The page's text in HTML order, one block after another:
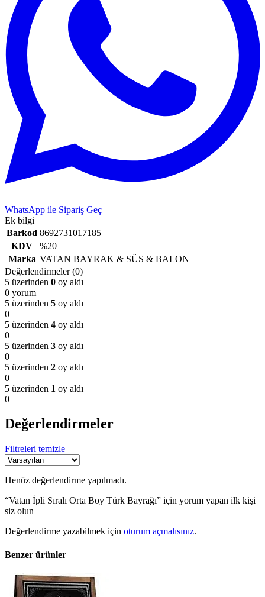
WhatsApp ile Sipariş Geç
Ek bilgi
Barkod 8692731017185
KDV
%20
Marka VATAN BAYRAK & SÜS & BALON
Değerlendirmeler (0)
5 üzerinden 0 oy aldı
0 yorum
5 üzerinden 5 oy aldı
0
5 üzerinden 4 oy aldı
0
5 üzerinden 3 oy aldı
0
5 üzerinden 2 oy aldı
0
5 üzerinden 1 oy aldı
0
Değerlendirmeler
Filtreleri temizle
Henüz değerlendirme yapılmadı.
“Vatan İpli Sıralı Orta Boy Türk Bayrağı” için yorum yapan ilk kişi
siz olun
Değerlendirme yazabilmek için oturum açmalısınız.
Benzer ürünler